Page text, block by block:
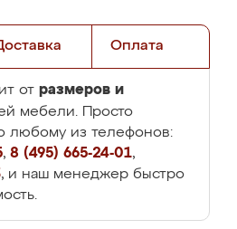
Оплата
от размеров и
мебели. Просто
любому из телефонов:
, 8 (495) 665-24-01,
, и наш менеджер быстро